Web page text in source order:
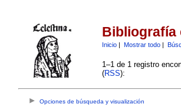
Bibliografía
Inicio| Mostrar todo|
1–1 de 1 registro
(RSS):
Opciones de búsqueda y visualización